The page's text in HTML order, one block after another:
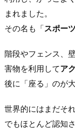
まれました。
その名も「 スポー
階段やフェンス、
害物を利用してア
後に「座る」のが
世界的にはまだそ
でもほとんど認知